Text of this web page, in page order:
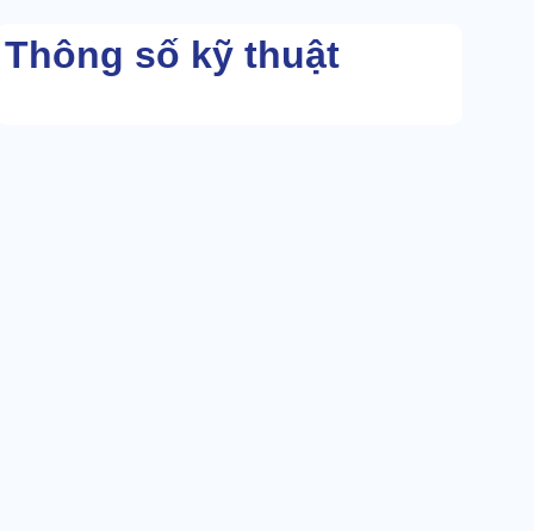
Thông số kỹ thuật